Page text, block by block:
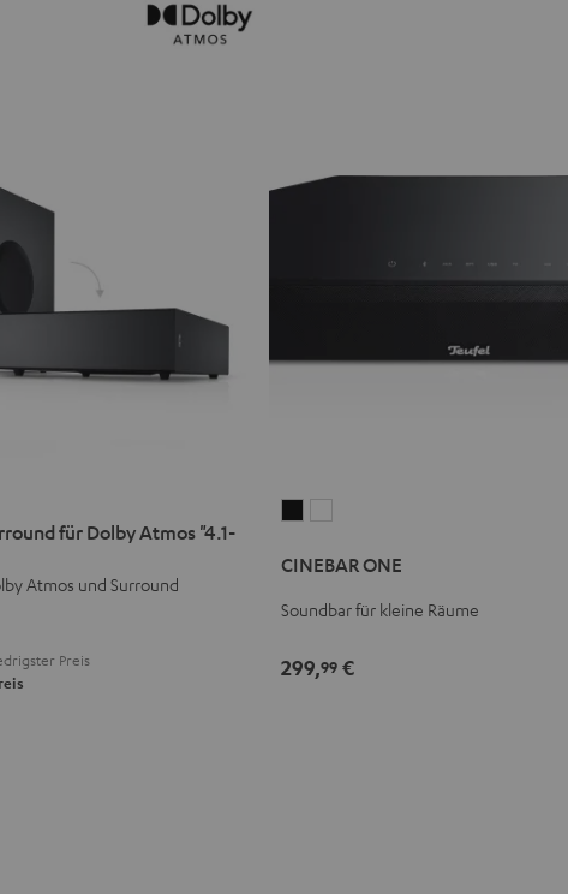
für Dolby Atmos "4.1-
Atmos und Surround
Preis
BlackWhite
CINEBAR ONE
Soundbar für kleine Räume
299,99 €